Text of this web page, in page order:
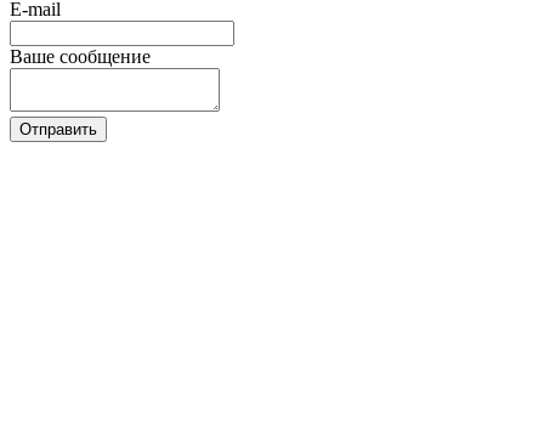
E-mail
Ваше сообщение
Отправить